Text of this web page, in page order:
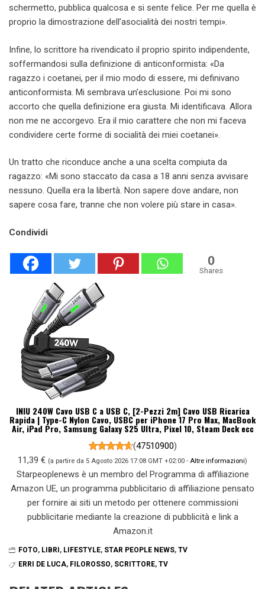
schermetto, pubblica qualcosa e si sente felice. Per me quella è
proprio la dimostrazione dell’asocialità dei nostri tempi».
Infine, lo scrittore ha rivendicato il proprio spirito indipendente,
soffermandosi sulla definizione di anticonformista: «Da
ragazzo i coetanei, per il mio modo di essere, mi definivano
anticonformista. Mi sembrava un’esclusione. Poi mi sono
accorto che quella definizione era giusta. Mi identificava. Allora
non me ne accorgevo. Era il mio carattere che non mi faceva
condividere certe forme di socialità dei miei coetanei».
Un tratto che riconduce anche a una scelta compiuta da
ragazzo: «Mi sono staccato da casa a 18 anni senza avvisare
nessuno. Quella era la libertà. Non sapere dove andare, non
sapere cosa fare, tranne che non volere più stare in casa».
Condividi
0
Shares
INIU 240W Cavo USB C a USB C, [2-Pezzi 2m] Cavo USB Ricarica
Rapida | Type-C Nylon Cavo, USBC per iPhone 17 Pro Max, MacBook
Air, iPad Pro, Samsung Galaxy S25 Ultra, Pixel 10, Steam Deck ecc
(47510900)
11,39 € (a partire da 5 Agosto 2026 17:08 GMT +02:00 - Altre informazioni)
Starpeoplenews è un membro del Programma di affiliazione
Amazon UE, un programma pubblicitario di affiliazione pensato
per fornire ai siti un metodo per ottenere commissioni
pubblicitarie mediante la creazione di pubblicità e link a
Amazon.it
FOTO, LIBRI , LIFESTYLE, STAR PEOPLE NEWS, TV
ERRI DE LUCA, FILOROSSO, SCRITTORE, TV